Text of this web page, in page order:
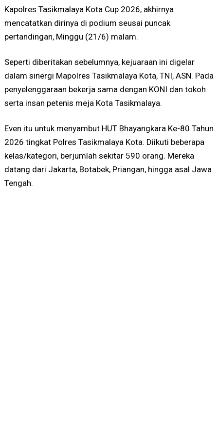
Kapolres Tasikmalaya Kota Cup 2026, akhirnya
mencatatkan dirinya di podium seusai puncak
pertandingan, Minggu (21/6) malam.
Seperti diberitakan sebelumnya, kejuaraan ini digelar
dalam sinergi Mapolres Tasikmalaya Kota, TNI, ASN. Pada
penyelenggaraan bekerja sama dengan KONI dan tokoh
serta insan petenis meja Kota Tasikmalaya.
Even itu untuk menyambut HUT Bhayangkara Ke-80 Tahun
2026 tingkat Polres Tasikmalaya Kota. Diikuti beberapa
kelas/kategori, berjumlah sekitar 590 orang. Mereka
datang dari Jakarta, Botabek, Priangan, hingga asal Jawa
Tengah.